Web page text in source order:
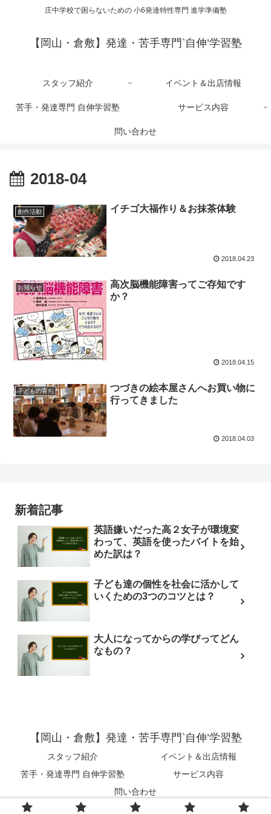
庄中学校で困らないための 小6発達特性専門 進学準備塾
【岡山・倉敷】発達・苦手専門‵自伸’学習塾
スタッフ紹介 イベント＆出店情報
苦手・発達専門 自伸学習塾 サービス内容
問い合わせ
2018-04
創作活動 イチゴ大福作り＆お抹茶体験
2018.04.23
お知らせ
高次脳機能障害ってご存知です
か？
2018.04.15
子どもの育ち
つづきの絵本屋さんへお買い物に
行ってきました
2018.04.03
新着記事
英語嫌いだった高２女子が環境変
わって、英語を使ったバイトを始
めた訳は？
子ども達の個性を社会に活かして
いくための3つのコツとは？
大人になってからの学びってどん
なもの？
【岡山・倉敷】発達・苦手専門‵自伸’学習塾
スタッフ紹介
イベント＆出店情報
苦手・発達専門 自伸学習塾
サービス内容
問い合わせ